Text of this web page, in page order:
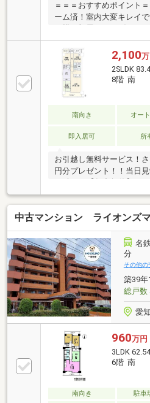
＝＝＝おすすめポイント
ーム済！室内大変キレイ
っています。お子様が遊
☆・9階のため開放感が
当たり良好！南面バルコ
外干し可能です☆・キッ
め家事の効率化が叶いま
納戸があり、窓がついて
能◎＝＝＝周辺環境＝＝
駅 徒歩約11分・リーフ
ブンイレブン稲沢駅前2
2,100
2SLDK
8階 南
南向き オー
即入居可 所
お引越し無料サービス！
円分プレゼント！！当日
中古マンション ライオンズ
名
分
その他の
築39
総戸数
愛
960万円
3LDK
6階 南
南向き 駐車